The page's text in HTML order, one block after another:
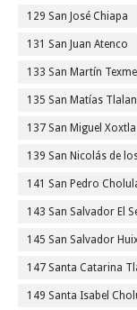
129 San José Chiapa
131 San Juan Atenco
133 San Martín
135 San Matías
137 San Miguel Xoxtla
139 San Nicolás de
141 San Pedro
143 San Salvador El
145 San Salvador
147 Santa Catarina
149 Santa Isabel